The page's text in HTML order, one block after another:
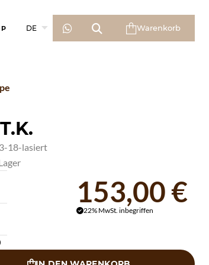
DE    Warenkorb
18-lasiert
153,00 €
22% MwSt. inbegriffen